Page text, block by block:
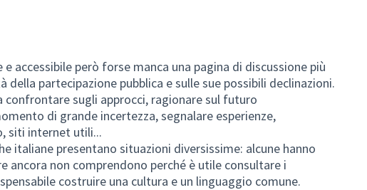
accessibile però forse manca una pagina di discussione più
della partecipazione pubblica e sulle sue possibili declinazioni.
confrontare sugli approcci, ragionare sul futuro
di grande incertezza, segnalare esperienze,
siti internet utili...
italiane presentano situazioni diversissime: alcune hanno
ancora non comprendono perché è utile consultare i
costruire una cultura e un linguaggio comune.